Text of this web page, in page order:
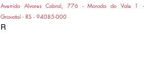
Avenida Alvares Cabral, 776 - Morada do Vale 1 -
Gravataí - RS - 94085-000
R